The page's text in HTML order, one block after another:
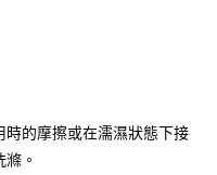
費
的摩擦或在濡濕狀態下接
。